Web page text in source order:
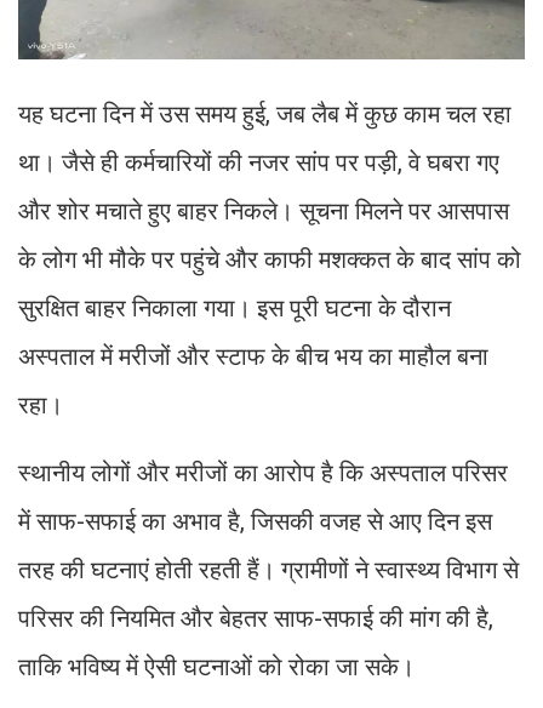
यह घटना दिन में उस समय हुई, जब लैब में कुछ काम चल रहा
था। जैसे ही कर्मचारियों की नजर सांप पर पड़ी, वे घबरा गए
और शोर मचाते हुए बाहर निकले। सूचना मिलने पर आसपास
के लोग भी मौके पर पहुंचे और काफी मशक्कत के बाद सांप को
सुरक्षित बाहर निकाला गया। इस पूरी घटना के दौरान
अस्पताल में मरीजों और स्टाफ के बीच भय का माहौल बना
रहा।
स्थानीय लोगों और मरीजों का आरोप है कि अस्पताल परिसर
में साफ-सफाई का अभाव है, जिसकी वजह से आए दिन इस
तरह की घटनाएं होती रहती हैं। ग्रामीणों ने स्वास्थ्य विभाग से
परिसर की नियमित और बेहतर साफ-सफाई की मांग की है,
ताकि भविष्य में ऐसी घटनाओं को रोका जा सके।